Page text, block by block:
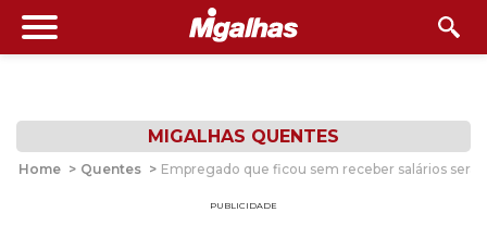
MIGALHAS QUENTES
Home > Quentes > Empregado que ficou sem receber salários será
PUBLICIDADE